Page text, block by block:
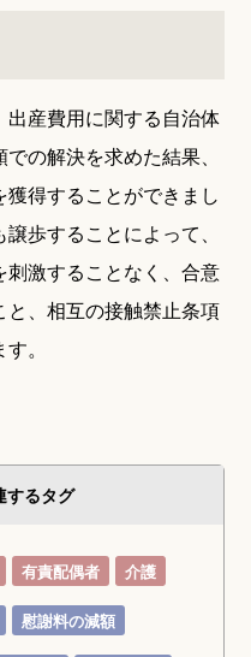
産費用に関する自治体
の解決を求めた結果、
得することができまし
歩することによって、
激することなく、合意
、相互の接触禁止条項
。
するタグ
有責配偶者 介護
慰謝料の減額